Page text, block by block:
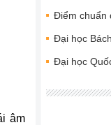
âm
Điểm chuẩn
Đại học
Đại học